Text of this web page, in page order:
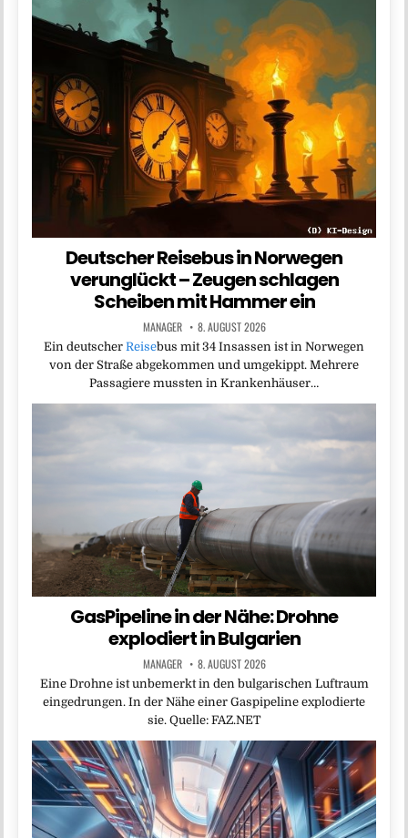
Deutscher Reisebus in Norwegen
verunglückt – Zeugen schlagen
Scheiben mit Hammer ein
MANAGER 8. AUGUST 2026
Ein deutscher Reisebus mit 34 Insassen ist in Norwegen
von der Straße abgekommen und umgekippt. Mehrere
Passagiere mussten in Krankenhäuser…
GasPipeline in der Nähe: Drohne
explodiert in Bulgarien
MANAGER 8. AUGUST 2026
Eine Drohne ist unbemerkt in den bulgarischen Luftraum
eingedrungen. In der Nähe einer Gaspipeline explodierte
sie. Quelle: FAZ.NET